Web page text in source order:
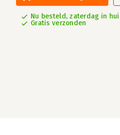
Nu besteld, zaterdag in
Gratis verzonden